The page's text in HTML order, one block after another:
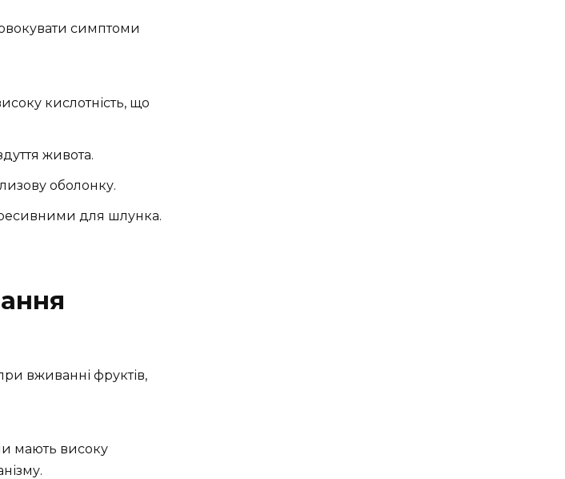
симптоми
кислотність, що
живота.
оболонку.
для шлунка.
вживанні фруктів,
мають високу